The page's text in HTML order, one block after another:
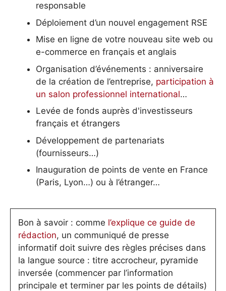
responsable
Déploiement d’un nouvel engagement RSE
Mise en ligne de votre nouveau site web ou
e-commerce en français et anglais
Organisation d’événements : anniversaire
de la création de l’entreprise, participation à
un salon professionnel international…
Levée de fonds auprès d'investisseurs
français et étrangers
Développement de partenariats
(fournisseurs…)
Inauguration de points de vente en France
(Paris, Lyon…) ou à l’étranger…
Bon à savoir : comme l’explique ce guide de
rédaction, un communiqué de presse
informatif doit suivre des règles précises dans
la langue source : titre accrocheur, pyramide
inversée (commencer par l’information
principale et terminer par les points de détails)